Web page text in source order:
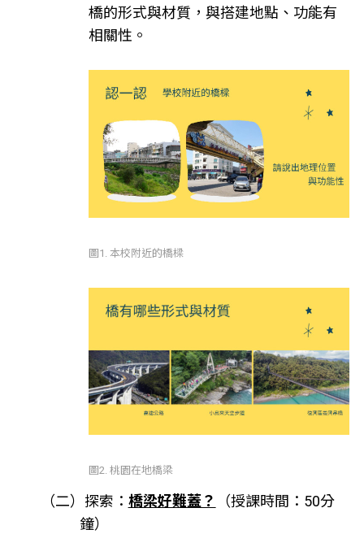
橋的形式與材質，與搭建地點、功能有
相關性。
圖1. 本校附近的橋樑
圖2. 桃園在地橋梁
（二）探索： 橋梁好難蓋？
（授課時間：50分
鐘）